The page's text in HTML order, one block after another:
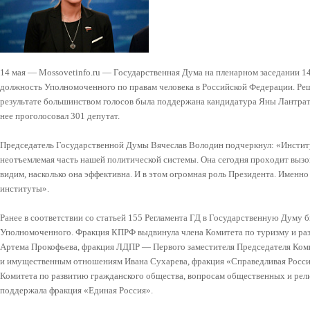
14 мая — Mossovetinfo.ru — Государственная Дума на пленарном заседании
должность Уполномоченного по правам человека в Российской Федерации.
результате большинством голосов была поддержана кандидатура Яны
нее проголосовал 301 депутат.
Председатель Государственной Думы Вячеслав Володин подчеркнул:
неотъемлемая часть нашей политической системы. Она сегодня проходит
видим, насколько она эффективна. И в этом огромная роль Президента.
институты».
Ранее в соответствии со статьей 155 Регламента ГД в Государственную
Уполномоченного. Фракция КПРФ выдвинула члена Комитета по туризму и
Артема Прокофьева, фракция ЛДПР — Первого заместителя Председателя
и имущественным отношениям Ивана Сухарева, фракция «Справедливая
Комитета по развитию гражданского общества, вопросам общественных и
поддержала фракция «Единая Россия».